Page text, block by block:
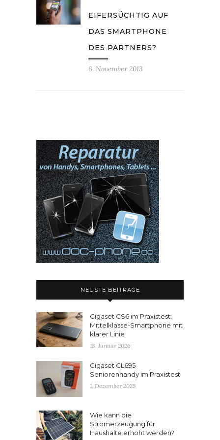
EIFERSÜCHTIG AUF
DAS SMARTPHONE
DES PARTNERS?
6. November 2013
NEUSTE BEITRÄGE
Gigaset GS6 im Praxistest:
Mittelklasse-Smartphone mit
klarer Linie
13. Januar 2026
Gigaset GL695
Seniorenhandy im Praxistest
1. Dezember 2025
Wie kann die
Stromerzeugung für
Haushalte erhöht werden?